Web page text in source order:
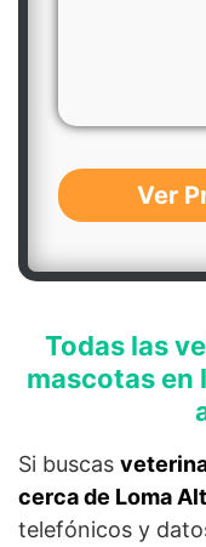
Ver
Todas las
mascotas en
Si buscas
cerca de Loma
telefónicos y